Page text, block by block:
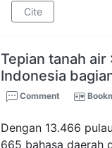
Cite
Tepian tanah air
Indonesia
Comment
Dengan 13.466
665 bahasa daerah